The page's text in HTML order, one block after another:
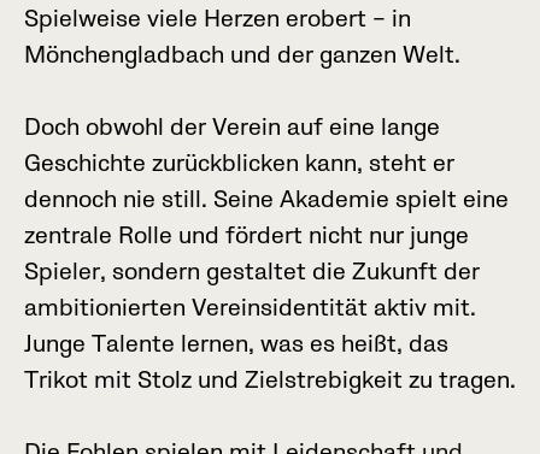
Spielweise viele Herzen erobert – in
Mönchengladbach und der ganzen Welt.
Doch obwohl der Verein auf eine lange
Geschichte zurückblicken kann, steht er
dennoch nie still. Seine Akademie spielt eine
zentrale Rolle und fördert nicht nur junge
Spieler, sondern gestaltet die Zukunft der
ambitionierten Vereinsidentität aktiv mit.
Junge Talente lernen, was es heißt, das
Trikot mit Stolz und Zielstrebigkeit zu tragen.